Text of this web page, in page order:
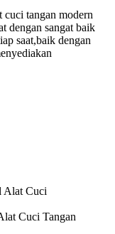
tangan modern
dengan sangat baik
saat,baik dengan
Cuci Tangan